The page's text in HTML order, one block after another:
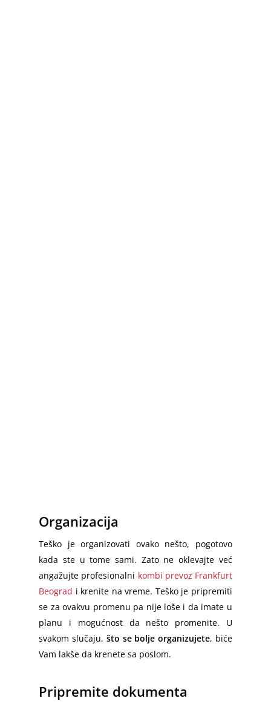
Organizacija
Teško je organizovati ovako nešto, pogotovo
kada ste u tome sami. Zato ne oklevajte već
angažujte profesionalni kombi prevoz Frankfurt
Beograd i krenite na vreme. Teško je pripremiti
se za ovakvu promenu pa nije loše i da imate u
planu i mogućnost da nešto promenite. U
svakom slučaju, što se bolje organizujete, biće
Vam lakše da krenete sa poslom.
Pripremite dokumenta